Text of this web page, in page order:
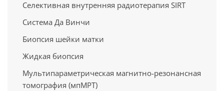
Селективная внутренняя радиотерапия SIRT
Система Да Винчи
Биопсия шейки матки
Жидкая биопсия
Мультипараметрическая магнитно-резонансная
томография (мпМРТ)